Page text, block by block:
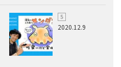
2020.12.9